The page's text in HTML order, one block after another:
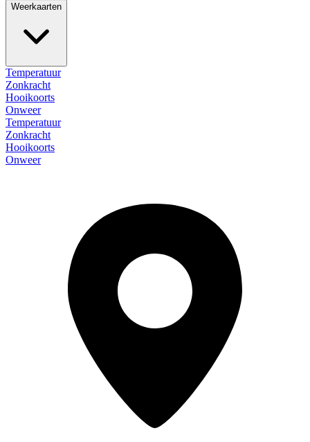
Weerkaarten
Temperatuur
Zonkracht
Hooikoorts
Onweer
Temperatuur
Zonkracht
Hooikoorts
Onweer